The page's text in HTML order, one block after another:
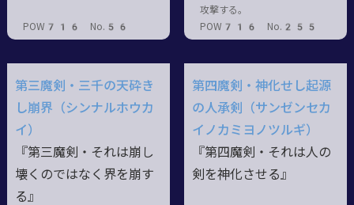
POW716 No.56
攻撃する。
POW716 No.255
第三魔剣・三千の天砕き
し崩界（シンナルホウカ
イ）
『第三魔剣・それは崩し
壊くのではなく界を崩す
る』
第四魔剣・神化せし起源
の人承剣（サンゼンセカ
イノカミヨノツルギ）
『第四魔剣・それは人の
剣を神化させる』